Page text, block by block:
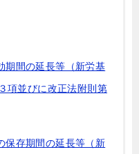
期間の延長等（新労基
項並びに改正法附則第
保存期間の延長等（新